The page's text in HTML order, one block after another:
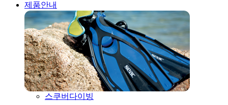
제품안내
스쿠버다이빙